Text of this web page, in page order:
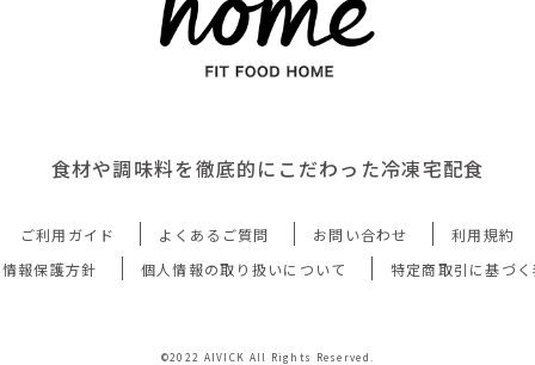
食材や調味料を徹底的にこだわった冷凍宅配食
ご利用ガイド よくあるご質問 お問い合わせ
利用規約
報保護方針
個人情報の取り扱いについて 特定商取引に基づ
©2022 AIVICK All Rights Reserved.